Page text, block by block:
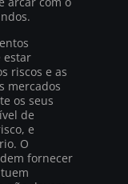
estar
riscos e as
mercados
os seus
de
e
O
fornecer